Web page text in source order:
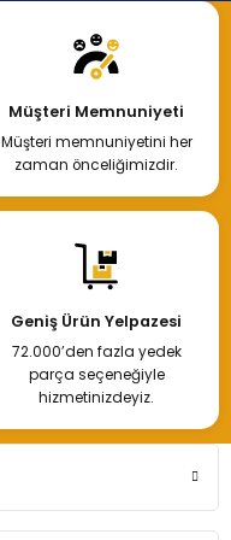
Müşteri Memnuniyeti
Müşteri memnuniyetini her
zaman önceliğimizdir.
Geniş Ürün Yelpazesi
72.000’den fazla yedek
parça seçeneğiyle
hizmetinizdeyiz.